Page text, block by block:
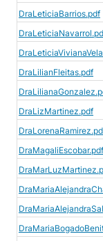
DraLeticiaBarrios.pdf
DraLilianFleitas.pdf
DraLizMartinez.pdf
DraMagaliEscobar.pdf